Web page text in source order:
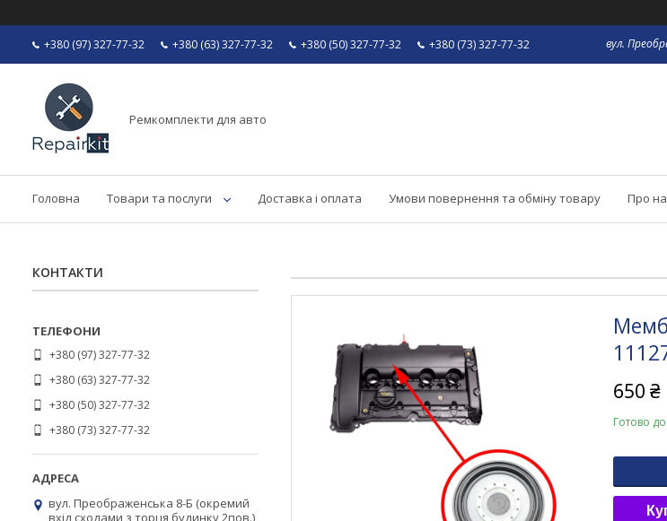
+380 (97) 327-77-32 +380 (63) 327-77-32 +380 (50) 327-77-32 +380 (73) 327-77-32 вул.
Ремкомплекти для авто
Головна Товари та послуги Доставка і оплата Умови повернення та обміну товару Про
650 ₴
Готово
КОНТАКТИ
+380 (97) 327-77-32
+380 (63) 327-77-32
+380 (50) 327-77-32
+380 (73) 327-77-32
вул. Преображенська 8-Б (окремий
вхід сходами з торця будинку 2пов.),